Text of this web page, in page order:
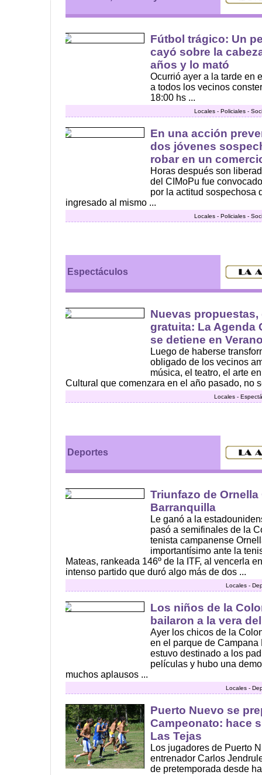
Fútbol trágico: Un
cayó sobre la
años y lo mató
Ocurrió ayer a la tarde en
a todos los vecinos
18:00 hs ...
Locales - Policiales -
En una acción
dos jóvenes
robar en un
Horas después son
del CIMoPu fue
por la actitud sospechosa
ingresado al mismo ...
Locales - Policiales -
Espectáculos
Nuevas
gratuita: La Agenda
se detiene en
Luego de haberse
obligado de los vecinos
música, el teatro, el arte
Cultural que comenzara en el año pasado, no
Locales -
Deportes
Triunfazo de Ornella
Barranquilla
Le ganó a la
pasó a semifinales de la
tenista campanense
importantísimo ante la
Mateas, rankeada 146º de la ITF, al vencerla
intenso partido que duró algo más de dos ...
Locales -
Los niños de la
bailaron a la vera
Ayer los chicos de la
en el parque de
estuvo destinado a los
películas y hubo una
muchos aplausos ...
Locales -
Puerto Nuevo se
Campeonato: hace
Las Tejas
Los jugadores de Puerto
entrenador Carlos
de pretemporada desde